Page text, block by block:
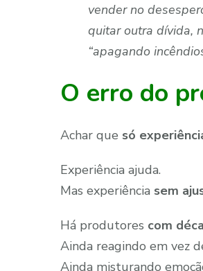
vender no
quitar outra dívida,
“apagando
O erro do
Achar que só
Experiência ajuda.
Mas experiência sem
Há produtores com
Ainda reagindo em vez
Ainda misturando